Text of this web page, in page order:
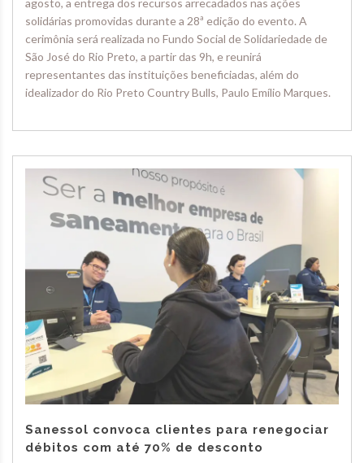
agosto, a entrega dos recursos arrecadados nas ações
solidárias promovidas durante a 28ª edição do evento. A
cerimônia será realizada no Fundo Social de Solidariedade de
São José do Rio Preto, a partir das 9h, e reunirá
representantes das instituições beneficiadas, além do
idealizador do Rio Preto Country Bulls, Paulo Emílio Marques.
Sanessol convoca clientes para renegociar
débitos com até 70% de desconto